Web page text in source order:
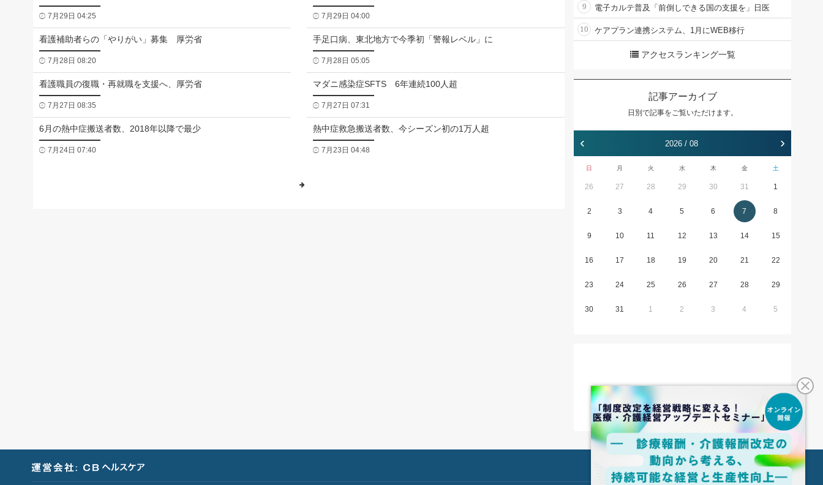
7月29日 04:25 7月29日 04:00
看護補助者らの「やりがい」募集 厚労省
7月28日 08:20
手足口病、東北地方で今季初「警報レベル」に
7月28日 05:05
看護職員の復職・再就職を支援へ、厚労省
7月27日 08:35
マダニ感染症SFTS 6年連続100人超
7月27日 07:31
6月の熱中症搬送者数、2018年以降で最少
7月24日 07:40
熱中症救急搬送者数、今シーズン初の1万人超
7月23日 04:48
9 電子カルテ普及「前倒しできる国の支援を」日医
10 ケアプラン連携システム、1月にWEB移行
アクセスランキング一覧
記事アーカイブ
日別で記事をご覧いただけます。
‹ 2026 / 08 ›
日 月 火 水 木 金 土
26 27 28 29 30 31 1
2 3 4 5 6 7 8
9 10 11 12 13 14 15
16 17 18 19 20 21 22
23 24 25 26 27 28 29
30 31 1 2 3 4 5